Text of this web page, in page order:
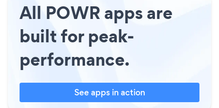
All POWR apps are
built for peak-
performance.
See apps in action